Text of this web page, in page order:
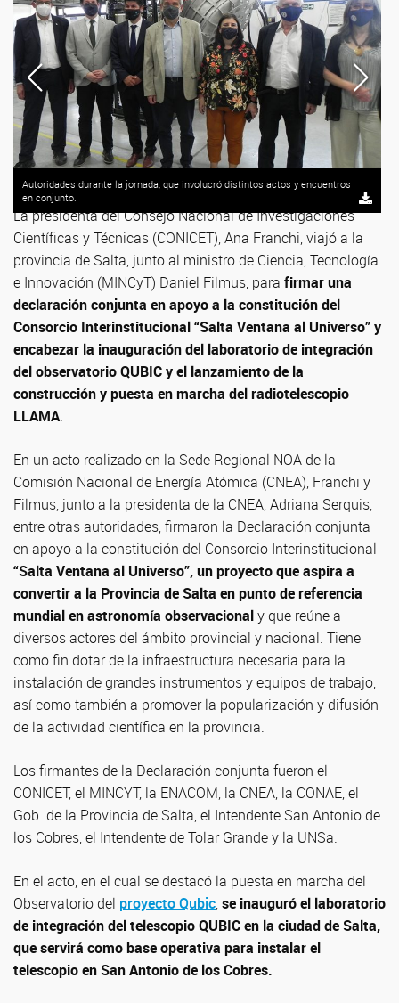
Autoridades durante la jornada, que involucró distintos actos y encuentros
en conjunto.
La presidenta del Consejo Nacional de Investigaciones
Científicas y Técnicas (CONICET), Ana Franchi, viajó a la
provincia de Salta, junto al ministro de Ciencia, Tecnología
e Innovación (MINCyT) Daniel Filmus, para firmar una
declaración conjunta en apoyo a la constitución del
Consorcio Interinstitucional “Salta Ventana al Universo” y
encabezar la inauguración del laboratorio de integración
del observatorio QUBIC y el lanzamiento de la
construcción y puesta en marcha del radiotelescopio
LLAMA.
En un acto realizado en la Sede Regional NOA de la
Comisión Nacional de Energía Atómica (CNEA), Franchi y
Filmus, junto a la presidenta de la CNEA, Adriana Serquis,
entre otras autoridades, firmaron la Declaración conjunta
en apoyo a la constitución del Consorcio Interinstitucional
“Salta Ventana al Universo”, un proyecto que aspira a
convertir a la Provincia de Salta en punto de referencia
mundial en astronomía observacionaly que reúne a
diversos actores del ámbito provincial y nacional. Tiene
como fin dotar de la infraestructura necesaria para la
instalación de grandes instrumentos y equipos de trabajo,
así como también a promover la popularización y difusión
de la actividad científica en la provincia.
Los firmantes de la Declaración conjunta fueron el
CONICET, el MINCYT, la ENACOM, la CNEA, la CONAE, el
Gob. de la Provincia de Salta, el Intendente San Antonio de
los Cobres, el Intendente de Tolar Grande y la UNSa.
En el acto, en el cual se destacó la puesta en marcha del
Observatorio del proyecto Qubic,se inauguró el laboratorio
de integración del telescopio QUBIC en la ciudad de Salta,
que servirá como base operativa para instalar el
telescopio en San Antonio de los Cobres.